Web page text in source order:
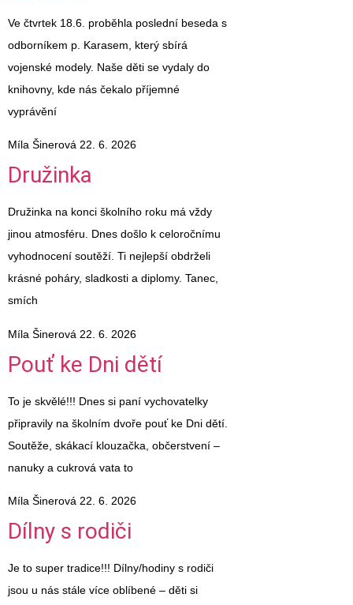
Ve čtvrtek 18.6. proběhla poslední beseda s
odborníkem p. Karasem, který sbírá
vojenské modely. Naše děti se vydaly do
knihovny, kde nás čekalo příjemné
vyprávění
Míla Šinerová 22. 6. 2026
Družinka
Družinka na konci školního roku má vždy
jinou atmosféru. Dnes došlo k celoročnímu
vyhodnocení soutěží. Ti nejlepší obdrželi
krásné poháry, sladkosti a diplomy. Tanec,
smích
Míla Šinerová 22. 6. 2026
Pouť ke Dni dětí
To je skvělé!!! Dnes si paní vychovatelky
připravily na školním dvoře pouť ke Dni dětí.
Soutěže, skákací klouzačka, občerstvení –
nanuky a cukrová vata to
Míla Šinerová 22. 6. 2026
Dílny s rodiči
Je to super tradice!!! Dílny/hodiny s rodiči
jsou u nás stále více oblíbené – děti si